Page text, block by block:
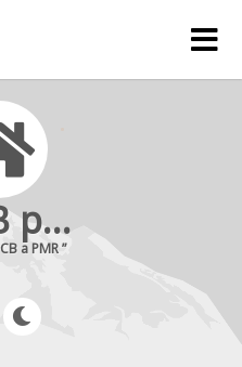
OSCB portál
a PMR ”